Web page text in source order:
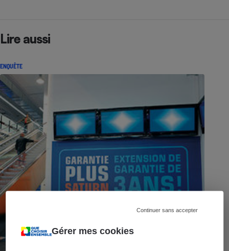
Gérer mes cookies
Continuer sans accepter
Lire aussi
ENQUÊTE